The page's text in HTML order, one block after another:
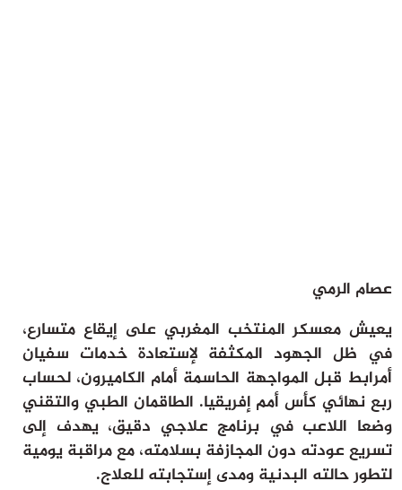
عصام الرمي
يعيش معسكر المنتخب المغربي على إيقاع متسارع،
في ظل الجهود المكثفة لإستعادة خدمات سفيان
أمرابط قبل المواجهة الحاسمة أمام الكاميرون، لحساب
ربع نهائي كأس أمم إفريقيا. الطاقمان الطبي والتقني
وضعا اللاعب في برنامج علاجي دقيق، يهدف إلى
تسريع عودته دون المجازفة بسلامته، مع مراقبة يومية
لتطور حالته البدنية ومدى إستجابته للعلاج.